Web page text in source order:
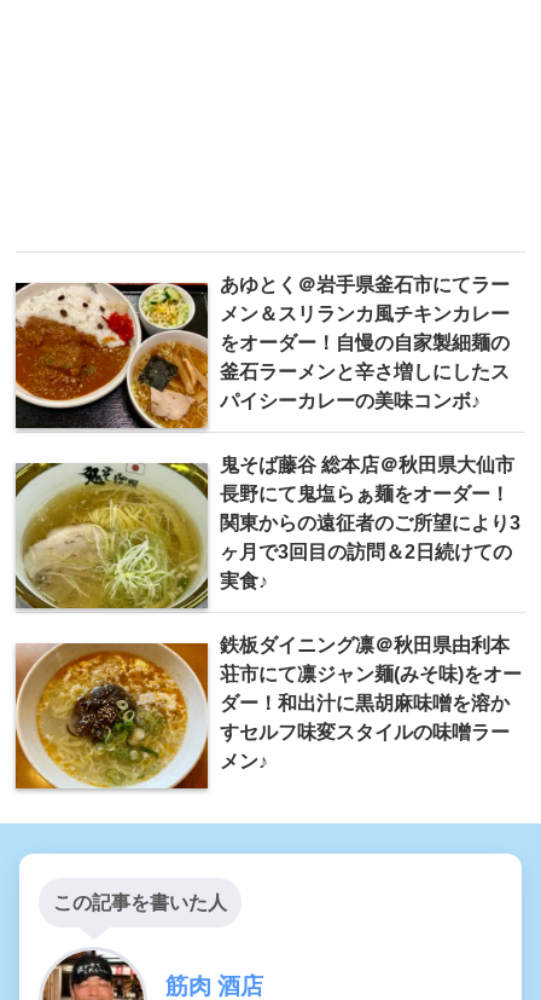
あゆとく＠岩手県釜石市にてラー
メン＆スリランカ風チキンカレー
をオーダー！自慢の自家製細麺の
釜石ラーメンと辛さ増しにしたス
パイシーカレーの美味コンボ♪
鬼そば藤谷 総本店＠秋田県大仙市
長野にて鬼塩らぁ麺をオーダー！
関東からの遠征者のご所望により3
ヶ月で3回目の訪問＆2日続けての
実食♪
鉄板ダイニング凛＠秋田県由利本
荘市にて凛ジャン麺(みそ味)をオー
ダー！和出汁に黒胡麻味噌を溶か
すセルフ味変スタイルの味噌ラー
メン♪
この記事を書いた人
筋肉 酒店